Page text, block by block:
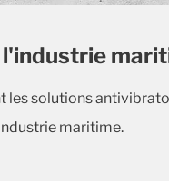
les solutions
maritime.